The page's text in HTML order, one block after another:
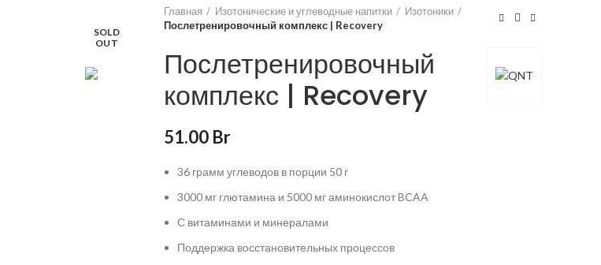
SOLD
OUT
Главная Изотонические и углеводные напитки
Изотоники
Послетренировочный комплекс | Recovery
Послетренировочный
комплекс | Recovery
51.00 Br
36 грамм углеводов в порции 50 г
3000 мг глютамина и 5000 мг аминокислот BCAA
С витаминами и минералами
Поддержка восстановительных процессов